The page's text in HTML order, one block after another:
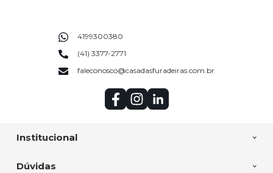
Institucional
Dúvidas
4199300380
(41) 3377-2771
faleconosco@casadasfuradeiras.com.br